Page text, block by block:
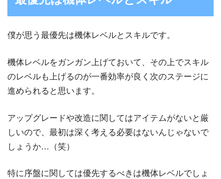
僕が思う最優先は機体レベルとスキルです。
機体レベルをガンガン上げておいて、その上でスキル
のレベルも上げるのが一番効率が良く次のステージに
進められると思います。
アップグレードや改造に関してはアイテムがないと厳
しいので、最初は深く考える必要はないんじゃないで
しょうか…（笑）
特に序盤に関しては優先するべきは機体レベルでしょ